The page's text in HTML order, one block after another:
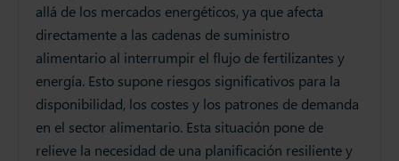
allá de los mercados energéticos, ya que afecta
directamente a las cadenas de suministro
alimentario al interrumpir el flujo de fertilizantes y
energía. Esto supone riesgos significativos para la
disponibilidad, los costes y los patrones de demanda
en el sector alimentario. Esta situación pone de
relieve la necesidad de una planificación resiliente y